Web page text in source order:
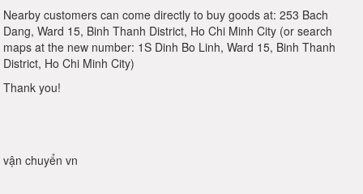
Nearby customers can come directly to buy goods at: 253 Bach
Dang, Ward 15, Binh Thanh District, Ho Chi Minh City (or search
maps at the new number: 1S Dinh Bo Linh, Ward 15, Binh Thanh
District, Ho Chi Minh City)
Thank you!
vận chuyển vn